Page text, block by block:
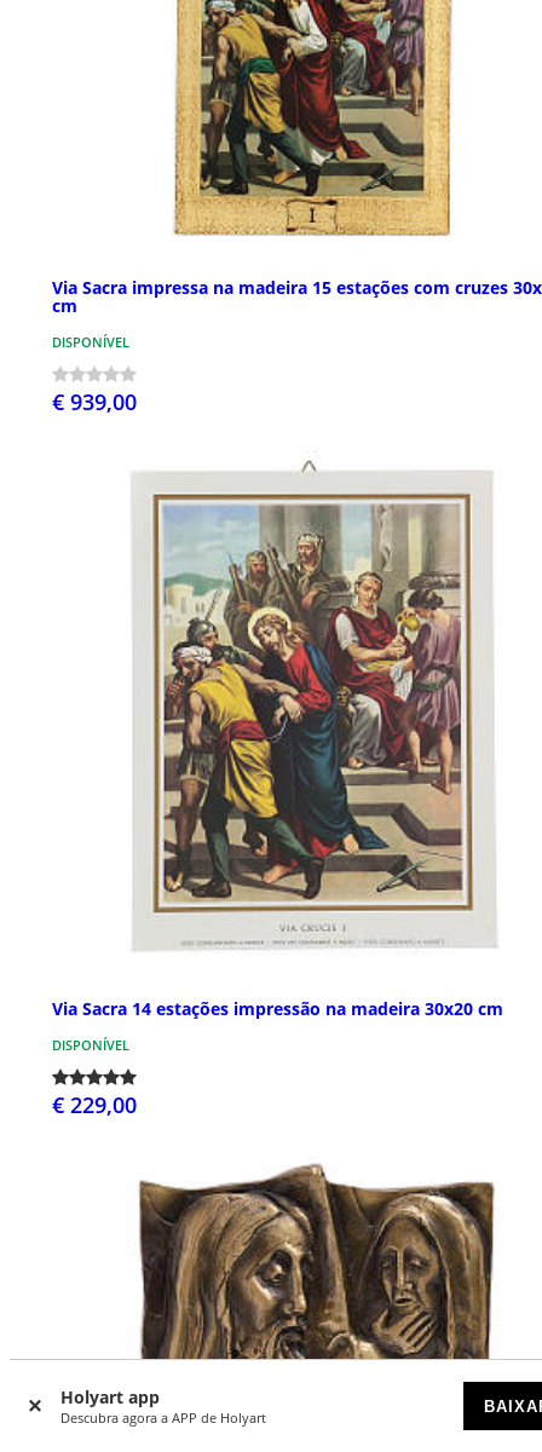
Holyart app
Descubra agora a APP de Holyart
Via Sacra impressa na madeira 15 estações com cruzes
cm
DISPONÍVEL
€ 939,00
Via Sacra 14 estações impressão na madeira 30x20 cm
DISPONÍVEL
€ 229,00